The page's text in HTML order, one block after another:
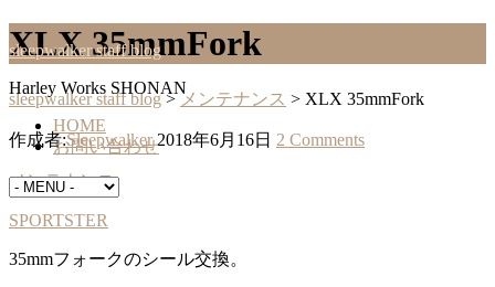
sleepwalker staff blog
Harley Works SHONAN
HOME
お問い合わせ
XLX 35mmFork
sleepwalker staff blog> メンテナンス > XLX 35mmFork
作成者:Sleepwalker 2018年6月16日 2 Comments
メンテナンス
SPORTSTER
35mmフォークのシール交換。